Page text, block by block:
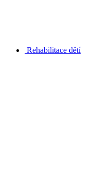
Rehabilitace dětí